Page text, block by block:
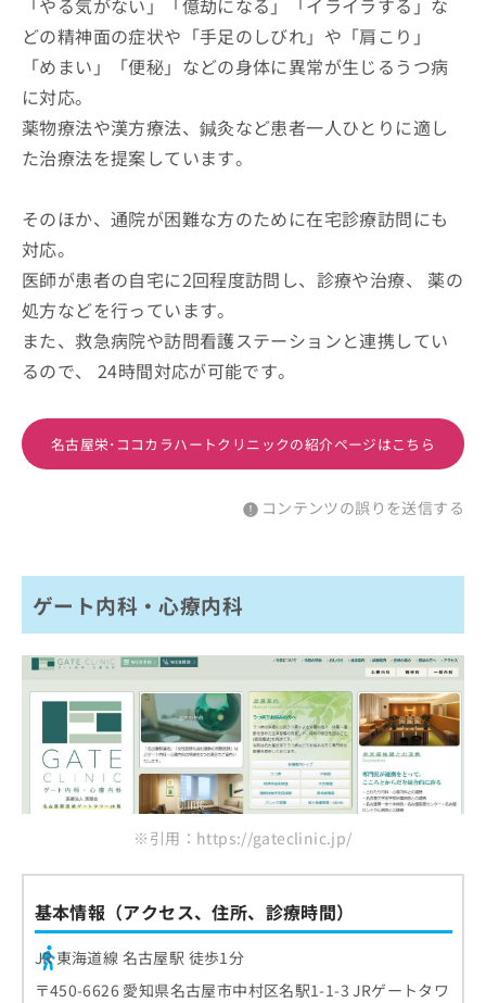
「やる気がない」「億劫になる」「イライラする」な
どの精神面の症状や「手足のしびれ」や「肩こり」
「めまい」「便秘」などの身体に異常が生じるうつ病
に対応。
薬物療法や漢方療法、鍼灸など患者一人ひとりに適し
た治療法を提案しています。
そのほか、通院が困難な方のために在宅診療訪問にも
対応。
医師が患者の自宅に2回程度訪問し、診療や治療、 薬の
処方などを行っています。
また、救急病院や訪問看護ステーションと連携してい
るので、 24時間対応が可能です。
名古屋栄･ココカラハートクリニックの紹介ページはこちら
コンテンツの誤りを送信する
ゲート内科・心療内科
※引用：https://gateclinic.jp/
基本情報（アクセス、住所、診療時間）
JR 東海道線 名古屋駅 徒歩1分
〒450-6626 愛知県名古屋市中村区名駅1-1-3 JRゲートタワ